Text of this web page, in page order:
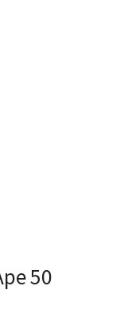
50